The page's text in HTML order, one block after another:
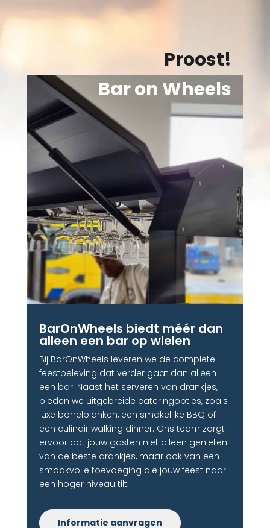
Proost!
Bar on Wheels
BarOnWheels biedt méér dan
alleen een bar op wielen
Bij BarOnWheels leveren we de complete
feestbeleving dat verder gaat dan alleen
een bar. Naast het serveren van drankjes,
bieden we uitgebreide cateringopties, zoals
luxe borrelplanken, een smakelijke BBQ of
een culinair walking dinner. Ons team zorgt
ervoor dat jouw gasten niet alleen genieten
van de beste drankjes, maar ook van een
smaakvolle toevoeging die jouw feest naar
een hoger niveau tilt.
Informatie aanvragen